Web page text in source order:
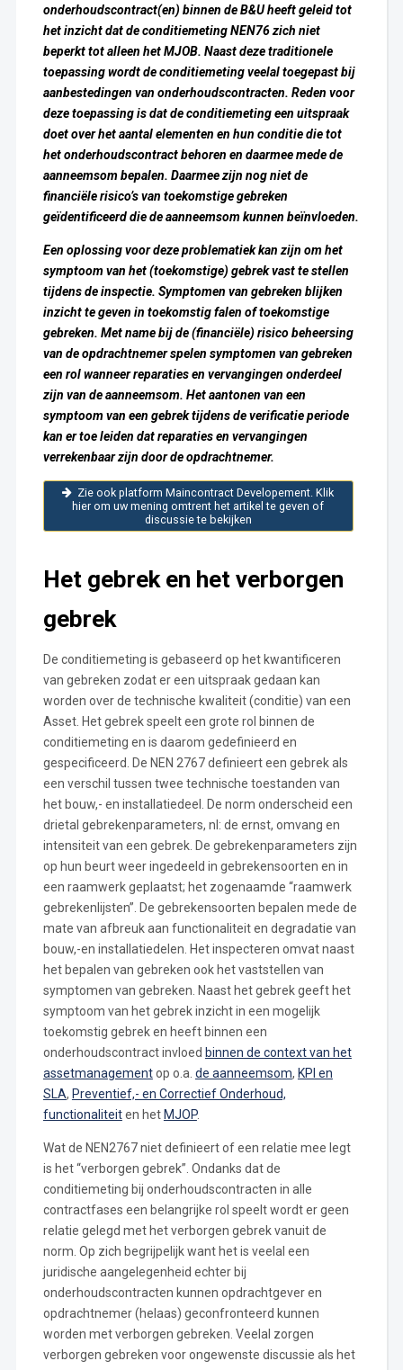
onderhoudscontract(en) binnen de B&U heeft geleid tot
het inzicht dat de conditiemeting NEN76 zich niet
beperkt tot alleen het MJOB. Naast deze traditionele
toepassing wordt de conditiemeting veelal toegepast bij
aanbestedingen van onderhoudscontracten. Reden voor
deze toepassing is dat de conditiemeting een uitspraak
doet over het aantal elementen en hun conditie die tot
het onderhoudscontract behoren en daarmee mede de
aanneemsom bepalen. Daarmee zijn nog niet de
financiële risico’s van toekomstige gebreken
geïdentificeerd die de aanneemsom kunnen beïnvloeden.
Een oplossing voor deze problematiek kan zijn om het
symptoom van het (toekomstige) gebrek vast te stellen
tijdens de inspectie. Symptomen van gebreken blijken
inzicht te geven in toekomstig falen of toekomstige
gebreken. Met name bij de (financiële) risico beheersing
van de opdrachtnemer spelen symptomen van gebreken
een rol wanneer reparaties en vervangingen onderdeel
zijn van de aanneemsom. Het aantonen van een
symptoom van een gebrek tijdens de verificatie periode
kan er toe leiden dat reparaties en vervangingen
verrekenbaar zijn door de opdrachtnemer.
Zie ook platform Maincontract Developement. Klik
hier om uw mening omtrent het artikel te geven of
discussie te bekijken
Het gebrek en het verborgen
gebrek
De conditiemeting is gebaseerd op het kwantificeren
van gebreken zodat er een uitspraak gedaan kan
worden over de technische kwaliteit (conditie) van een
Asset. Het gebrek speelt een grote rol binnen de
conditiemeting en is daarom gedefinieerd en
gespecificeerd. De NEN 2767 definieert een gebrek als
een verschil tussen twee technische toestanden van
het bouw,- en installatiedeel. De norm onderscheid een
drietal gebrekenparameters, nl: de ernst, omvang en
intensiteit van een gebrek. De gebrekenparameters zijn
op hun beurt weer ingedeeld in gebrekensoorten en in
een raamwerk geplaatst; het zogenaamde “raamwerk
gebrekenlijsten”. De gebrekensoorten bepalen mede de
mate van afbreuk aan functionaliteit en degradatie van
bouw,-en installatiedelen. Het inspecteren omvat naast
het bepalen van gebreken ook het vaststellen van
symptomen van gebreken. Naast het gebrek geeft het
symptoom van het gebrek inzicht in een mogelijk
toekomstig gebrek en heeft binnen een
onderhoudscontract invloed binnen de context van het
assetmanagementop o.a. de aanneemsom, KPI en
SLA, Preventief,- en Correctief Onderhoud,
functionaliteiten hetMJOP.
Wat de NEN2767 niet definieert of een relatie mee legt
is het “verborgen gebrek”. Ondanks dat de
conditiemeting bij onderhoudscontracten in alle
contractfases een belangrijke rol speelt wordt er geen
relatie gelegd met het verborgen gebrek vanuit de
norm. Op zich begrijpelijk want het is veelal een
juridische aangelegenheid echter bij
onderhoudscontracten kunnen opdrachtgever en
opdrachtnemer (helaas) geconfronteerd kunnen
worden met verborgen gebreken. Veelal zorgen
verborgen gebreken voor ongewenste discussie als het